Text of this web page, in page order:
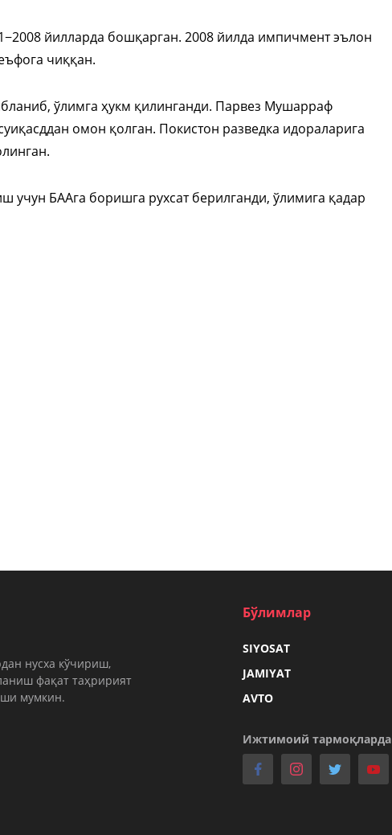
йилларда бошқарган. 2008 йилда импичмент эълон
чиққан.
ўлимга ҳукм қилинганди. Парвез Мушарраф
омон қолган. Покистон разведка идораларига
учун БААга боришга рухсат берилганди, ўлимига қадар
нусха кўчириш,
фақат таҳририят
мумкин.
Бўлимлар
SIYOSAT
JAMIYAT
AVTO
Ижтимоий тармоқларда